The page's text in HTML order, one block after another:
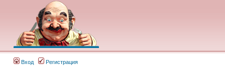
Вход Регистрация